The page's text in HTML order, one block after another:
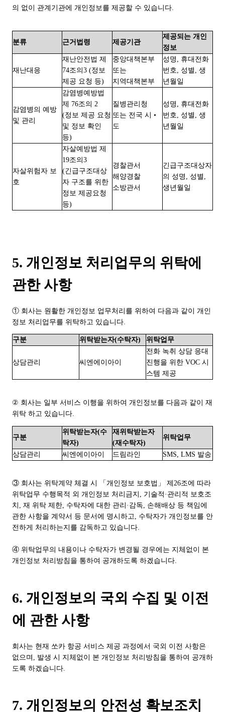
의 없이 관계기관에 개인정보를 제공할 수 있습니다.
분류 근거법령 제공기관
제공되는 개인
정보
재난대응
재난안전법 제
74조의3 (정보
제공 요청 등)
중앙대책본부
또는
지역대책본부
성명, 휴대전화
번호, 성별, 생
년월일
감염병의 예방
및 관리
감염병예방법
제 76조의 2
(정보 제공 요청
및 정보 확인
등)
질병관리청
또는 전국 시 •
도
성명, 휴대전화
번호, 성별, 생
년월일
자살위험자 보
호
자살예방법 제
19조의3
(긴급구조대상
자 구조를 위한
정보 제공요청
등)
경찰관서
해양경찰
소방관서
긴급구조대상자
의 성명, 성별,
생년월일
5. 개인정보 처리업무의 위탁에
관한 사항
① 회사는 원활한 개인정보 업무처리를 위하여 다음과 같이 개인
정보 처리업무를 위탁하고 있습니다.
구분 위탁받는자(수탁자) 위탁업무
상담관리 씨엔에이아이
전화 녹취 상담 응대
진행을 위한 VOC 시
스템 제공
② 회사는 일부 서비스 이행을 위하여 개인정보를 다음과 같이 재
위탁 하고 있습니다
구분
위탁받는자(수
탁자)
재위탁받는자
(재수탁자)
위탁업무
상담관리 씨엔에이아이 드림라인 SMS, LMS 발송
③ 회사는 위탁계약 체결 시 「개인정보 보호법」 제26조에 따라
위탁업무 수행목적 외 개인정보 처리금지, 기술적·관리적 보호조
치, 재 위탁 제한, 수탁자에 대한 관리·감독, 손해배상 등 책임에
관한 사항을 계약서 등 문서에 명시하고, 수탁자가 개인정보를 안
전하게 처리하는지를 감독하고 있습니다.
④ 위탁업무의 내용이나 수탁자가 변경될 경우에는 지체없이 본
개인정보 처리방침을 통하여 공개하도록 하겠습니다.
6. 개인정보의 국외 수집 및 이전
에 관한 사항
회사는 현재 쏘카 항공 서비스 제공 과정에서 국외 이전 사항은
없으며
발생 시 지체없이 본 개인정보 처리방침을 통하여 공개하
도록 하겠습니다.
7. 개인정보의 안전성 확보조치